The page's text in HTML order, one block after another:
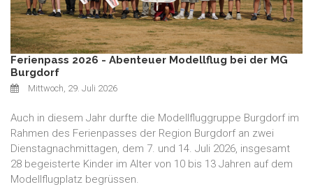
Ferienpass 2026 - Abenteuer Modellflug bei der MG
Burgdorf
Mittwoch, 29. Juli 2026
Auch in diesem Jahr durfte die Modellfluggruppe Burgdorf im
Rahmen des Ferienpasses der Region Burgdorf an zwei
Dienstagnachmittagen, dem 7. und 14. Juli 2026, insgesamt
28 begeisterte Kinder im Alter von 10 bis 13 Jahren auf dem
Modellflugplatz begrüssen.